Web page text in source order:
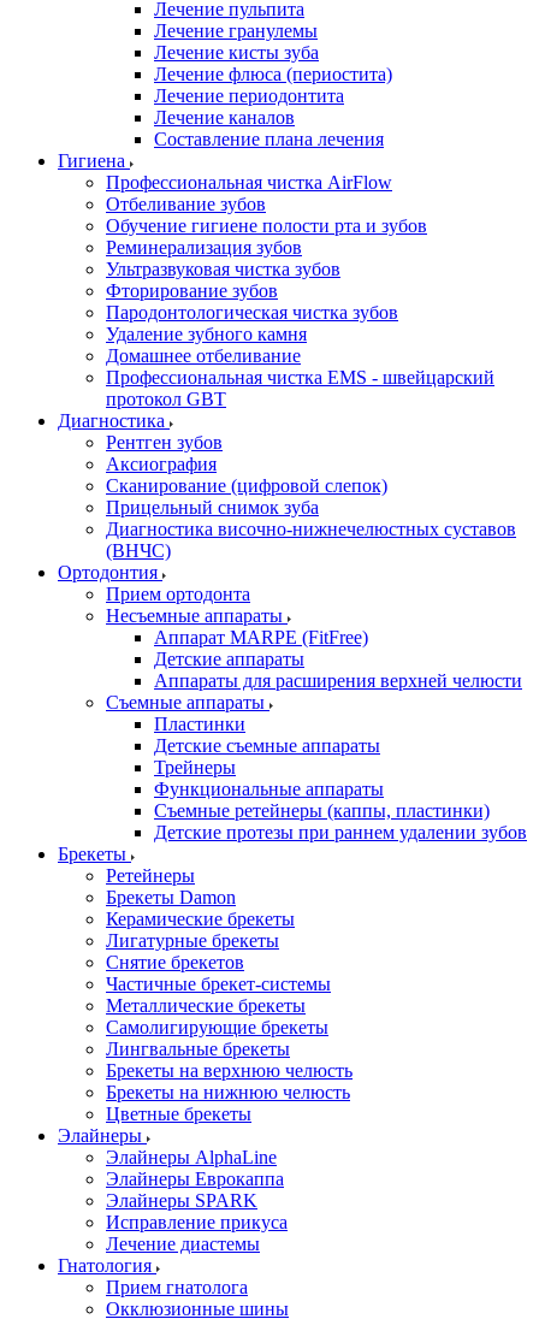
Лечение пульпита
Лечение гранулемы
Лечение кисты зуба
Лечение флюса (периостита)
Лечение периодонтита
Лечение каналов
Составление плана лечения
Гигиена
Профессиональная чистка AirFlow
Отбеливание зубов
Обучение гигиене полости рта и зубов
Реминерализация зубов
Ультразвуковая чистка зубов
Фторирование зубов
Пародонтологическая чистка зубов
Удаление зубного камня
Домашнее отбеливание
Профессиональная чистка EMS - швейцарский
протокол GBT
Диагностика
Рентген зубов
Аксиография
Сканирование (цифровой слепок)
Прицельный снимок зуба
Диагностика височно-нижнечелюстных суставов
(ВНЧС)
Ортодонтия
Прием ортодонта
Несъемные аппараты
Аппарат MARPE (FitFree)
Детские аппараты
Аппараты для расширения верхней челюсти
Съемные аппараты
Пластинки
Детские съемные аппараты
Трейнеры
Функциональные аппараты
Съемные ретейнеры (каппы, пластинки)
Детские протезы при раннем удалении зубов
Брекеты
Ретейнеры
Брекеты Damon
Керамические брекеты
Лигатурные брекеты
Снятие брекетов
Частичные брекет-системы
Металлические брекеты
Самолигирующие брекеты
Лингвальные брекеты
Брекеты на верхнюю челюсть
Брекеты на нижнюю челюсть
Цветные брекеты
Элайнеры
Элайнеры AlphaLine
Элайнеры Еврокаппа
Элайнеры SPARK
Исправление прикуса
Лечение диастемы
Гнатология
Прием гнатолога
Окклюзионные шины